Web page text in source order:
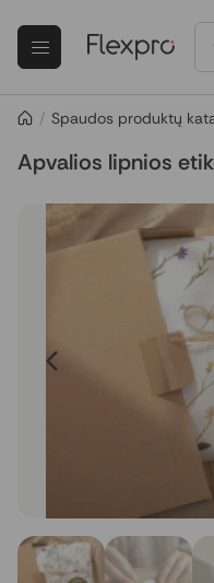
/ Spaudos produktų
Apvalios lipnios